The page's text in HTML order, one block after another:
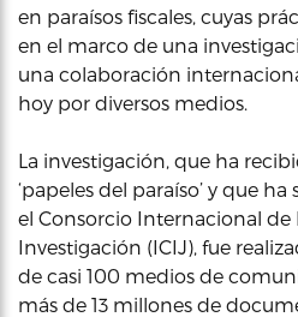
en paraísos fiscales, cuyas
en el marco de una
una colaboración
hoy por diversos medios.
La investigación, que ha
‘papeles del paraíso’ y que
el Consorcio Internacional de
Investigación (ICIJ), fue
de casi 100 medios de
más de 13 millones de